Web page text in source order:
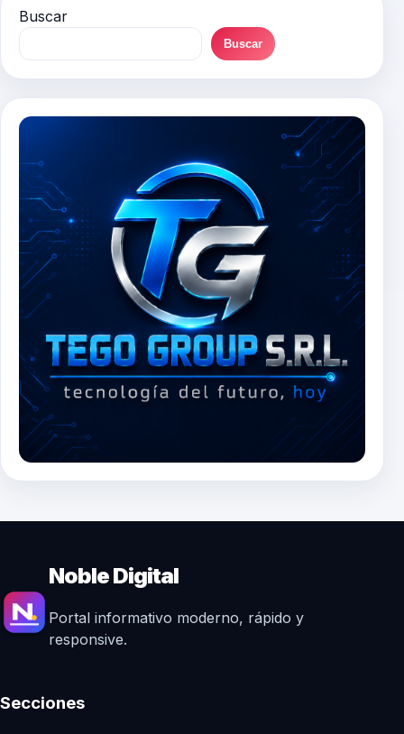
Buscar
Buscar
Noble Digital
Portal informativo moderno, rápido y
responsive.
Secciones